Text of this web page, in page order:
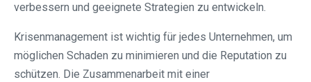
verbessern und geeignete Strategien zu entwickeln.
Krisenmanagement ist wichtig für jedes Unternehmen, um
möglichen Schaden zu minimieren und die Reputation zu
schützen. Die Zusammenarbeit mit einer